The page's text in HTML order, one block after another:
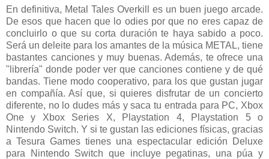
En definitiva, Metal Tales Overkill es un buen juego arcade.
De esos que hacen que lo odies por que no eres capaz de
concluirlo o que su corta duración te haya sabido a poco.
Será un deleite para los amantes de la música METAL, tiene
bastantes canciones y muy buenas. Además, te ofrece una
"librería" donde poder ver que canciones contiene y de qué
bandas. Tiene modo cooperativo, para los que gustan jugar
en compañía. Así que, si quieres disfrutar de un concierto
diferente, no lo dudes más y saca tu entrada para PC, Xbox
One y Xbox Series X, Playstation 4, Playstation 5 o
Nintendo Switch. Y si te gustan las ediciones físicas, gracias
a Tesura Games tienes una espectacular edición Deluxe
para Nintendo Switch que incluye pegatinas, una púa y